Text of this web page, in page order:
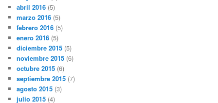
abril 2016 (5)
marzo 2016 (5)
febrero 2016 (5)
enero 2016 (5)
diciembre 2015 (5)
noviembre 2015 (6)
octubre 2015 (6)
septiembre 2015 (7)
agosto 2015 (3)
julio 2015 (4)